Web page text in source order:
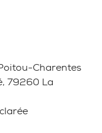
Charentes
79260 La